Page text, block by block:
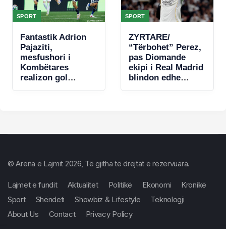
SPORT
Fantastik Adrion
Pajaziti,
mesfushori i
Kombëtares
realizon gol
SPORT
ZYRTARE/
“Tërbohet” Perez,
pas Diomande
ekipi i Real Madrid
blindon edhe
© Arena e Lajmit 2026, Të gjitha të drejtat e rezervuara.
Lajmet e fundit Aktualitet Politikë Ekonomi
Kronikë
Sport
Shëndeti Showbiz & Lifestyle
Teknologji
About Us
Contact Privacy Policy